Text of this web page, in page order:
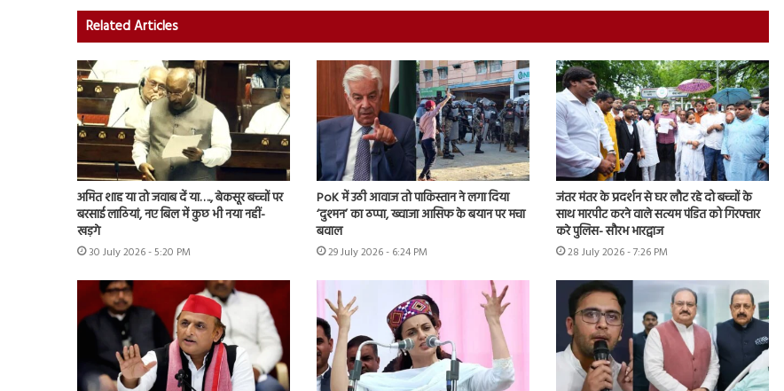
Related Articles
अमित शाह या तो जवाब दें या…., बेकसूर बच्चों पर
बरसाई लाठियां, नए बिल में कुछ भी नया नहीं-
खड़गे
30 July 2026 - 5:20 PM
PoK में उठी आवाज तो पाकिस्तान ने लगा दिया
‘दुश्मन’ का ठप्पा, ख्वाजा आसिफ के बयान पर मचा
बवाल
29 July 2026 - 6:24 PM
जंतर मंतर के प्रदर्शन से घर लौट रहे दो बच्चों के
साथ मारपीट करने वाले सत्यम पंडित को गिरफ्तार
करे पुलिस- सौरभ भारद्वाज
28 July 2026 - 7:26 PM